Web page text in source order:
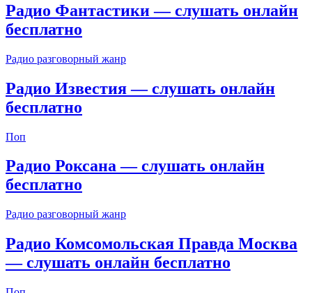
Радио Фантастики — слушать онлайн
бесплатно
Радио разговорный жанр
Радио Известия — слушать онлайн
бесплатно
Поп
Радио Роксана — слушать онлайн
бесплатно
Радио разговорный жанр
Радио Комсомольская Правда Москва
— слушать онлайн бесплатно